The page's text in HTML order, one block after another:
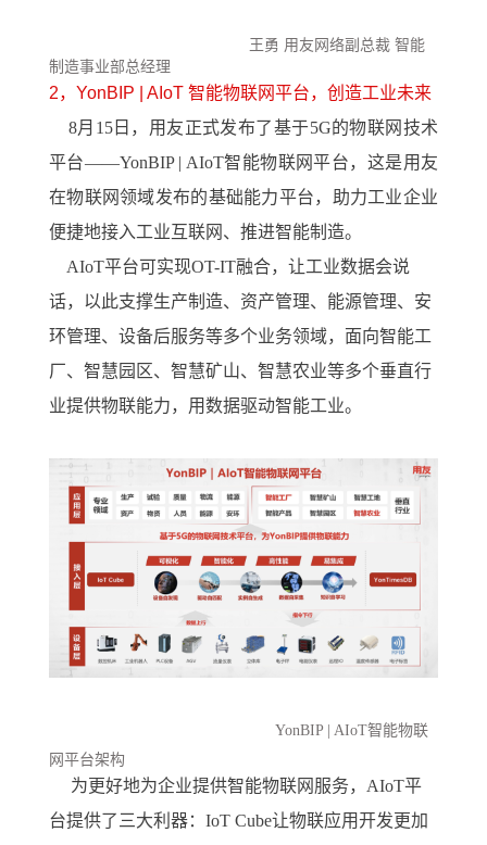
王勇 用友网络副总裁 智能
制造事业部总经理
2，YonBIP | AIoT 智能物联网平台， 创造工业未来
8月15日，用友正式发布了基于5G的物联网技术
平台——YonBIP | AIoT智能物联网平台，这是用友
在物联网领域发布的基础能力平台，助力工业企业
便捷地接入工业互联网、推进智能制造。
AIoT平台可实现OT-IT融合，让工业数据会说
话，以此支撑生产制造、资产管理、能源管理、安
环管理、设备后服务等多个业务领域，面向智能工
厂、智慧园区、智慧矿山、智慧农业等多个垂直行
业提供物联能力，用数据驱动智能工业。
YonBIP | AIoT智能物联
网平台架构
为更好地为企业提供智能物联网服务，AIoT平
台提供了三大利器：IoT Cube让物联应用开发更加